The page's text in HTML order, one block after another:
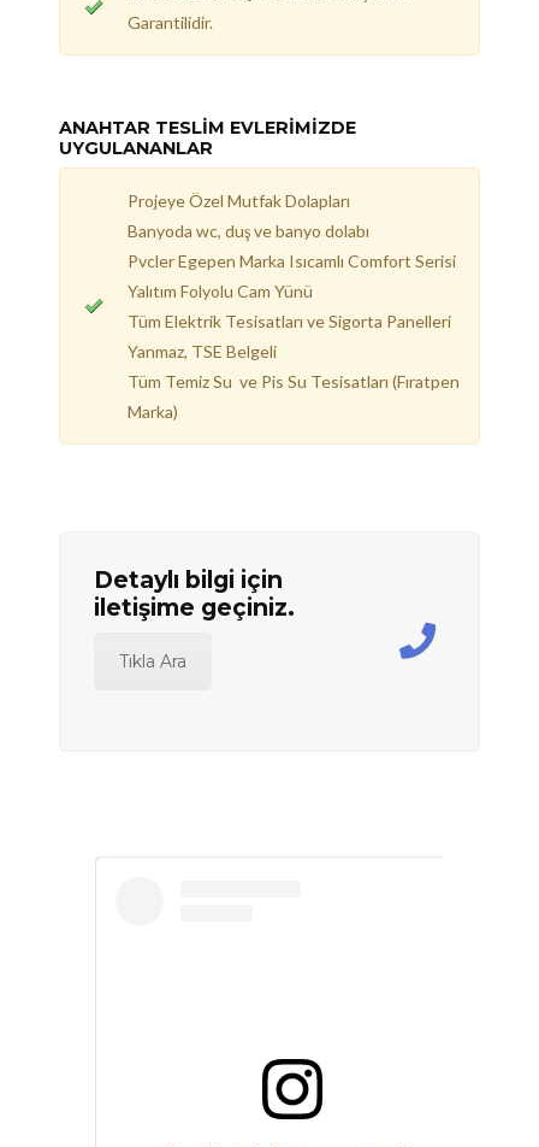
Garantilidir.
ANAHTAR TESLİM EVLERİMİZDE
UYGULANANLAR
Projeye Özel Mutfak Dolapları
Banyoda wc, duş ve banyo dolabı
Pvcler Egepen Marka Isıcamlı Comfort Serisi
Yalıtım Folyolu Cam Yünü
Tüm Elektrik Tesisatları ve Sigorta Panelleri
Yanmaz, TSE Belgeli
Tüm Temiz Su ve Pis Su Tesisatları (Fıratpen
Marka)
Detaylı bilgi için
iletişime geçiniz.
Tıkla Ara